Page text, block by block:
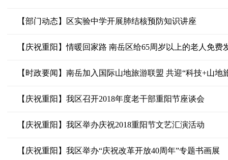
【部门动态】区实验中学开展肺结核预防知识讲座
【庆祝重阳】情暖回家路 南岳区给65周岁以上的老人免费
【时政要闻】南岳加入国际山地旅游联盟 共迎“科技+山地
【庆祝重阳】我区召开2018年度老干部重阳节座谈会
【庆祝重阳】我区举办庆祝2018重阳节文艺汇演活动
【庆祝重阳】我区举办“庆祝改革开放40周年”专题书画展